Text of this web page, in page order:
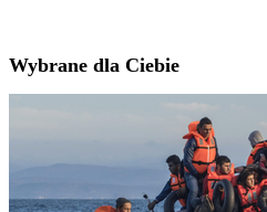
Wybrane dla Ciebie